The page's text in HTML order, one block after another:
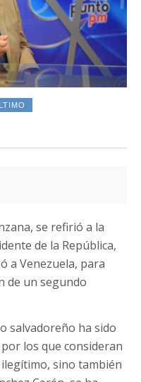
se refirió a la
de la República,
a Venezuela, para
de un segundo
salvadoreño ha sido
los que consideran
sino también